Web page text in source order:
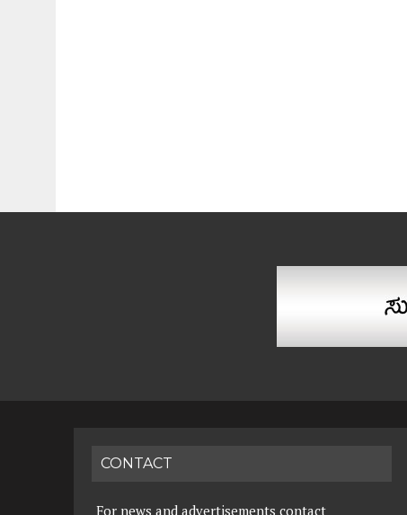
CONTACT
For news and advertisements contact